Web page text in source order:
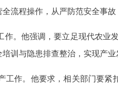
流程操作，从严防范安全事故
。他强调，要立足现代农业
训与隐患排查整治，实现产业
作。他要求，相关部门要紧